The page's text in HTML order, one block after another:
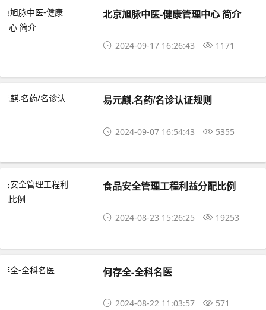
北京旭脉中医-健康管理中心 简介
2024-09-17 16:26:43 1171
易元麒.名药/名诊认证规则
2024-09-07 16:54:43 5355
食品安全管理工程利益分配比例
2024-08-23 15:26:25 19253
何存全-全科名医
2024-08-22 11:03:57 571